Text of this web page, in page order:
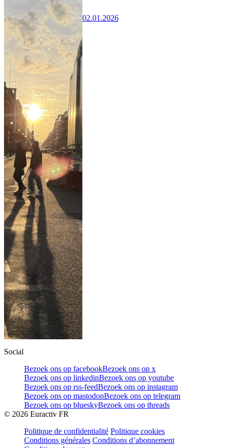
02.01.2026
Social
Bezoek ons op facebookBezoek ons op x
Bezoek ons op linkedinBezoek ons op youtube
Bezoek ons op rss-feedBezoek ons op instagram
Bezoek ons op mastodonBezoek ons op telegram
Bezoek ons op blueskyBezoek ons op threads
© 2026 Euractiv FR
Politique de confidentialité Politique cookies
Conditions générales Conditions d’abonnement